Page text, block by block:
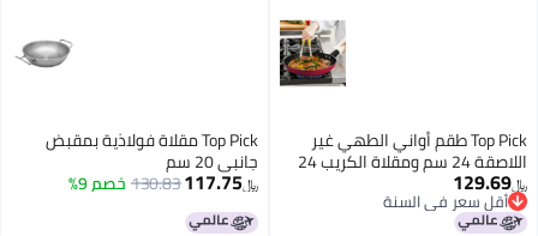
Top Pick طقم أواني الطهي غير
اللاصقة 24 سم ومقلاة الكريب 24
سم مع ملعقة
﷼‏129.69
أقل سعر في السنة
أقل سعر في السنة
Top Pick مقلاة فولاذية بمقبض
جانبي 20 سم
﷼‏117.75
130.83خصم 9%